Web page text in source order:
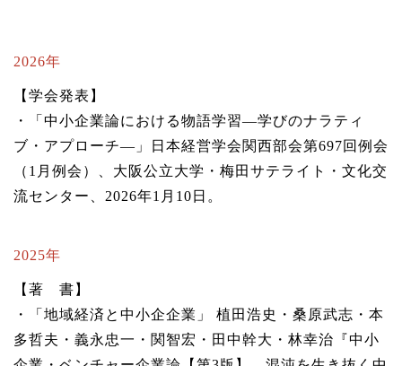
2026年
【学会発表】
・「中小企業論における物語学習—学びのナラティ
ブ・アプローチ―」日本経営学会関西部会第697回例会
（1月例会）、大阪公立大学・梅田サテライト・文化交
流センター、2026年1月10日。
2025年
【著 書】
・「地域経済と中小企企業」 植田浩史・桑原武志・本
多哲夫・義永忠一・関智宏・田中幹大・林幸治『中小